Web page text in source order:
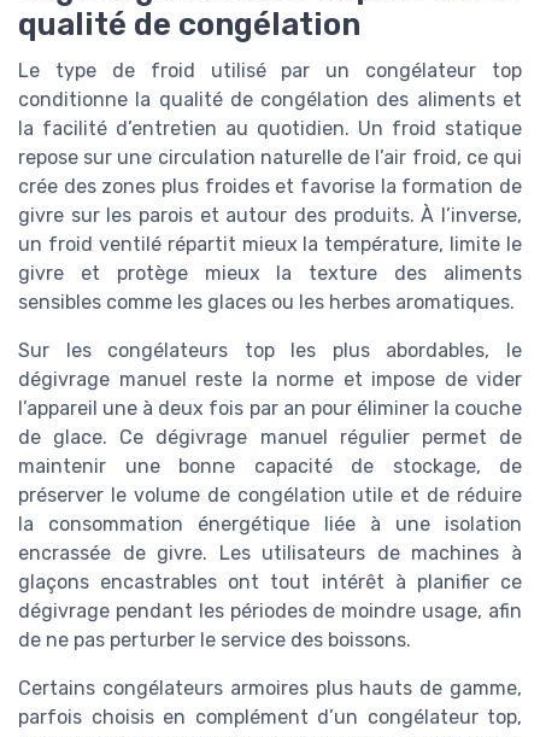
qualité de congélation
Le type de froid utilisé par un congélateur top
conditionne la qualité de congélation des aliments et
la facilité d’entretien au quotidien. Un froid statique
repose sur une circulation naturelle de l’air froid, ce qui
crée des zones plus froides et favorise la formation de
givre sur les parois et autour des produits. À l’inverse,
un froid ventilé répartit mieux la température, limite le
givre et protège mieux la texture des aliments
sensibles comme les glaces ou les herbes aromatiques.
Sur les congélateurs top les plus abordables, le
dégivrage manuel reste la norme et impose de vider
l’appareil une à deux fois par an pour éliminer la couche
de glace. Ce dégivrage manuel régulier permet de
maintenir une bonne capacité de stockage, de
préserver le volume de congélation utile et de réduire
la consommation énergétique liée à une isolation
encrassée de givre. Les utilisateurs de machines à
glaçons encastrables ont tout intérêt à planifier ce
dégivrage pendant les périodes de moindre usage, afin
de ne pas perturber le service des boissons.
Certains congélateurs armoires plus hauts de gamme,
parfois choisis en complément d’un congélateur top,